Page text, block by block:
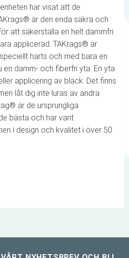
har visat att de
är den enda säkra och
att säkerställa en helt dammfri
applicerad. TAKrags® är
harts och med bara en
en damm- och fiberfri yta. En yta
applicering av bläck. Det finns
låt dig inte luras av andra
är de ursprungliga
bästa och har varit
i design och kvalitet i över 50